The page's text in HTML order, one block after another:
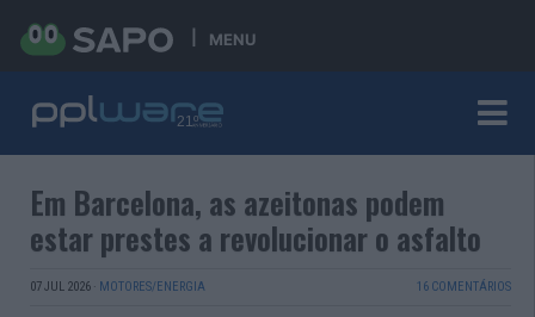
MENU
Em Barcelona, as azeitonas podem
estar prestes a revolucionar o asfalto
07 JUL 2026 · MOTORES/ENERGIA 16 COMENTÁRIOS